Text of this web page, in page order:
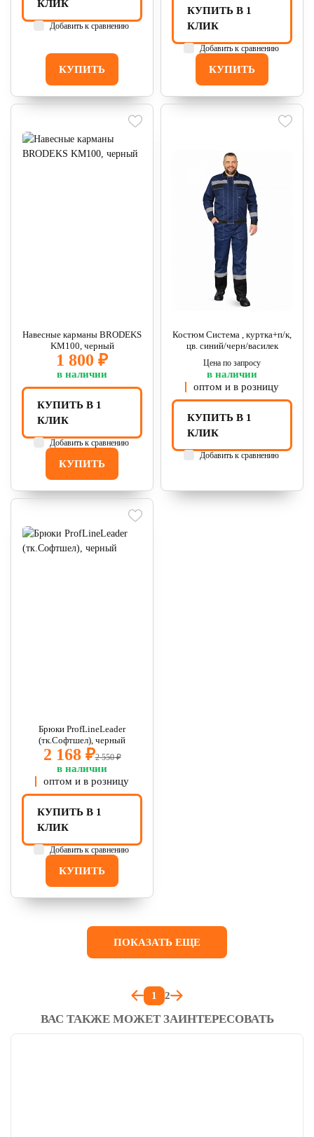
КУПИТЬ
КЛИК
Добавить к сравнению
КУПИТЬ
КУПИТЬ В 1
КЛИК
Добавить к сравнению
Навесные карманы BRODEKS
KM100, черный
1 800 ₽
в наличии
КУПИТЬ
КУПИТЬ В 1
КЛИК
Добавить к сравнению
Костюм Система , куртка+п/к,
цв. синий/черн/василек
Цена по запросу
в наличии
оптом и в розницу
КУПИТЬ В 1
КЛИК
Добавить к сравнению
Брюки ProfLineLeader
(тк.Софтшел), черный
2 168 ₽2 550 ₽
в наличии
оптом и в розницу
КУПИТЬ
КУПИТЬ В 1
КЛИК
Добавить к сравнению
ПОКАЗАТЬ ЕЩЕ
1 2
ВАС ТАКЖЕ МОЖЕТ ЗАИНТЕРЕСОВАТЬ